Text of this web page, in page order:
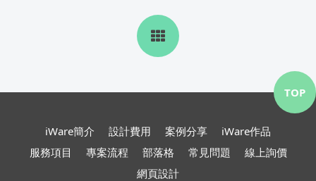
iWare簡介 設計費用 案例分享
iWare作品
服務項目
專案流程 部落格 常見問題
線上詢價
網頁設計
TOP